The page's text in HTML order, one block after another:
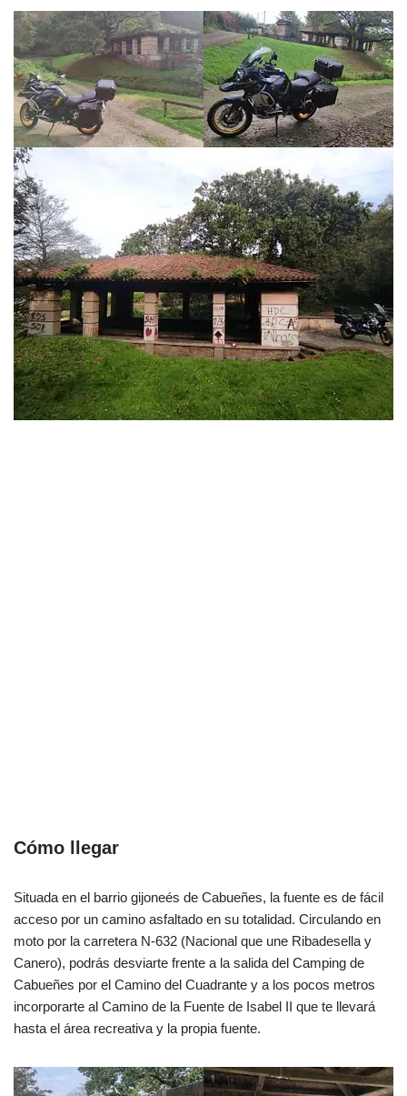
Cómo llegar
Situada en el barrio gijoneés de Cabueñes, la fuente es de fácil
acceso por un camino asfaltado en su totalidad. Circulando en
moto por la carretera N-632 (Nacional que une Ribadesella y
Canero), podrás desviarte frente a la salida del Camping de
Cabueñes por el Camino del Cuadrante y a los pocos metros
incorporarte al Camino de la Fuente de Isabel II que te llevará
hasta el área recreativa y la propia fuente.